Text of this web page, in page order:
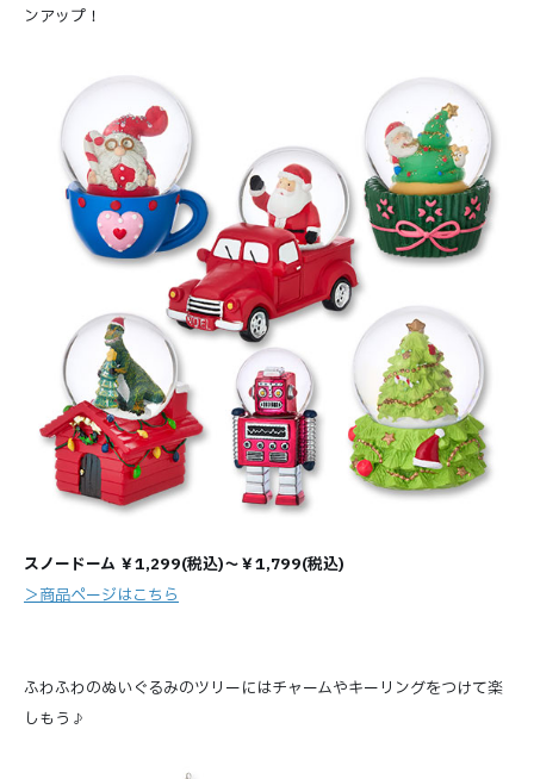
ンアップ！
スノードーム ￥1,299(税込)～￥1,799(税込)
＞商品ページはこちら
ふわふわのぬいぐるみのツリーにはチャームやキーリングをつけて楽
しもう♪